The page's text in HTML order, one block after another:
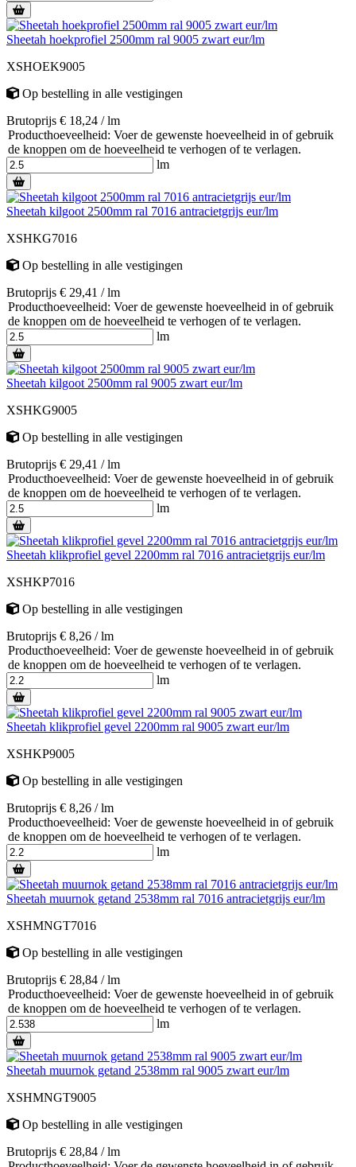
Sheetah hoekprofiel 2500mm ral 9005 zwart eur/lm
XSHOEK9005
Op bestelling in alle vestigingen
Brutoprijs € 18,24 / lm
Producthoeveelheid: Voer de gewenste hoeveelheid in of gebruik
de knoppen om de hoeveelheid te verhogen of te verlagen.
lm
Sheetah kilgoot 2500mm ral 7016 antracietgrijs eur/lm
XSHKG7016
Op bestelling in alle vestigingen
Brutoprijs € 29,41 / lm
Producthoeveelheid: Voer de gewenste hoeveelheid in of gebruik
de knoppen om de hoeveelheid te verhogen of te verlagen.
lm
Sheetah kilgoot 2500mm ral 9005 zwart eur/lm
XSHKG9005
Op bestelling in alle vestigingen
Brutoprijs € 29,41 / lm
Producthoeveelheid: Voer de gewenste hoeveelheid in of gebruik
de knoppen om de hoeveelheid te verhogen of te verlagen.
lm
Sheetah klikprofiel gevel 2200mm ral 7016 antracietgrijs eur/lm
XSHKP7016
Op bestelling in alle vestigingen
Brutoprijs € 8,26 / lm
Producthoeveelheid: Voer de gewenste hoeveelheid in of gebruik
de knoppen om de hoeveelheid te verhogen of te verlagen.
lm
Sheetah klikprofiel gevel 2200mm ral 9005 zwart eur/lm
XSHKP9005
Op bestelling in alle vestigingen
Brutoprijs € 8,26 / lm
Producthoeveelheid: Voer de gewenste hoeveelheid in of gebruik
de knoppen om de hoeveelheid te verhogen of te verlagen.
lm
Sheetah muurnok getand 2538mm ral 7016 antracietgrijs eur/lm
XSHMNGT7016
Op bestelling in alle vestigingen
Brutoprijs € 28,84 / lm
Producthoeveelheid: Voer de gewenste hoeveelheid in of gebruik
de knoppen om de hoeveelheid te verhogen of te verlagen.
lm
Sheetah muurnok getand 2538mm ral 9005 zwart eur/lm
XSHMNGT9005
Op bestelling in alle vestigingen
Brutoprijs € 28,84 / lm